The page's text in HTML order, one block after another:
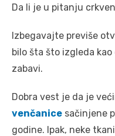
Da li je u pitanju
Izbegavajte previše
bilo šta što izgleda
zabavi.
Dobra vest je da je
venčanice sačinjene
godine. Ipak, neke